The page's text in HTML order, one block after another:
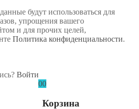
будут использоваться для
упрощения вашего
и для прочих целей,
Политика конфиденциальности.
Войти
0
Корзина
0